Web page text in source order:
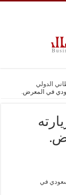
الدولي
في المعرض.